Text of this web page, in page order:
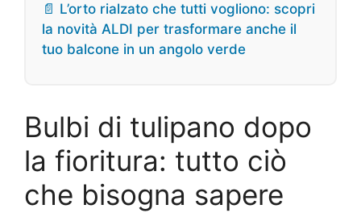
📄 L’orto rialzato che tutti vogliono: scopri
la novità ALDI per trasformare anche il
tuo balcone in un angolo verde
Bulbi di tulipano dopo
la fioritura: tutto ciò
che bisogna sapere